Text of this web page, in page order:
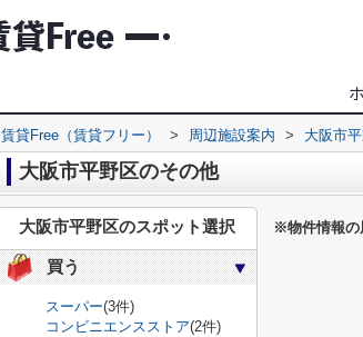
賃貸Free（賃貸フリー） > 周辺施設案内 > 大阪市
大阪市平野区のその他
※物件情報の
大阪市平野区のスポット選択
買う
スーパー(3件)
コンビニエンスストア(2件)